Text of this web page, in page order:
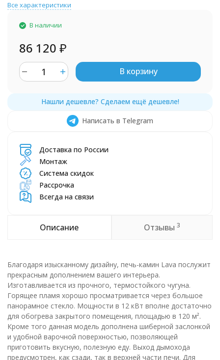
Все характеристики
В наличии
86 120 ₽
В корзину
Написать в Telegram
Доставка по России
Монтаж
Система скидок
Рассрочка
Всегда на связи
Описание Отзывы 3
Благодаря изысканному дизайну, печь-камин Lava послужит
прекрасным дополнением вашего интерьера.
Изготавливается из прочного, термостойкого чугуна.
Горящее пламя хорошо просматривается через большое
панорамное стекло. Мощности в 12 кВт вполне достаточно
для обогрева закрытого помещения, площадью в 120 м².
Кроме того данная модель дополнена шиберной заслонкой
и удобной варочной поверхностью, позволяющей
приготовить вкусную, полезную еду. Выход дымохода
предусмотрен, как сзади, так в верхней части печи. Для